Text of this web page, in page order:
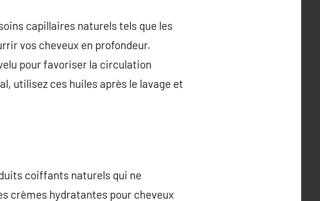
capillaires naturels tels que les
vos cheveux en profondeur.
pour favoriser la circulation
utilisez ces huiles après le lavage et
coiffants naturels qui ne
crèmes hydratantes pour cheveux